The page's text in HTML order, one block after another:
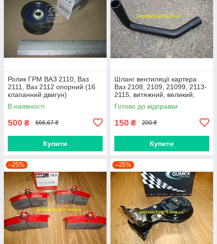
Ролик ГРМ ВАЗ 2110, Ваз
2111, Ваз 2112 опорний (16
клапанний двигун)
В наявності
500 ₴ 666,67 ₴
Купити
Шланг вентиляції картера
Ваз 2108, 2109, 21099, 2113-
2115, витяжний, великий,
нижній
Готово до відправки
150 ₴ 200 ₴
Купити
–25% –25%